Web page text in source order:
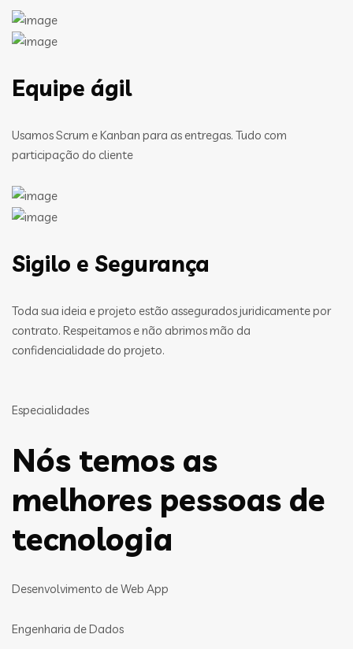
Equipe ágil
Usamos Scrum e Kanban para as entregas. Tudo com
participação do cliente
Sigilo e Segurança
Toda sua ideia e projeto estão assegurados juridicamente por
contrato. Respeitamos e não abrimos mão da
confidencialidade do projeto.
Especialidades
Nós temos as
melhores pessoas de
tecnologia
Desenvolvimento de Web App
Engenharia de Dados